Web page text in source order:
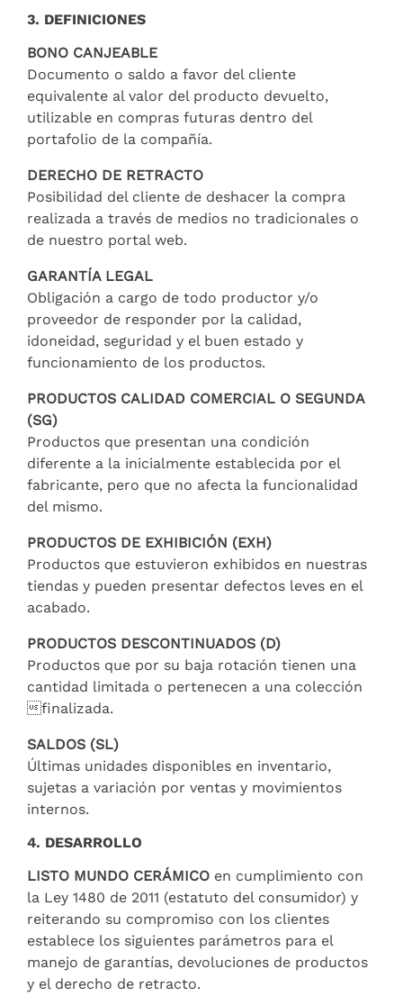
3. DEFINICIONES
BONO CANJEABLE
Documento o saldo a favor del cliente
equivalente al valor del producto devuelto,
utilizable en compras futuras dentro del
portafolio de la compañía.
DERECHO DE RETRACTO
Posibilidad del cliente de deshacer la compra
realizada a través de medios no tradicionales o
de nuestro portal web.
GARANTÍA LEGAL
Obligación a cargo de todo productor y/o
proveedor de responder por la calidad,
idoneidad, seguridad y el buen estado y
funcionamiento de los productos.
PRODUCTOS CALIDAD COMERCIAL O SEGUNDA
(SG)
Productos que presentan una condición
diferente a la inicialmente establecida por el
fabricante, pero que no afecta la funcionalidad
del mismo.
PRODUCTOS DE EXHIBICIÓN (EXH)
Productos que estuvieron exhibidos en nuestras
tiendas y pueden presentar defectos leves en el
acabado.
PRODUCTOS DESCONTINUADOS (D)
Productos que por su baja rotación tienen una
cantidad limitada o pertenecen a una colección
finalizada.
SALDOS (SL)
Últimas unidades disponibles en inventario,
sujetas a variación por ventas y movimientos
internos.
4. DESARROLLO
LISTO MUNDO CERÁMICO en cumplimiento con
la Ley 1480 de 2011 (estatuto del consumidor) y
reiterando su compromiso con los clientes
establece los siguientes parámetros para el
manejo de garantías, devoluciones de productos
y el derecho de retracto.